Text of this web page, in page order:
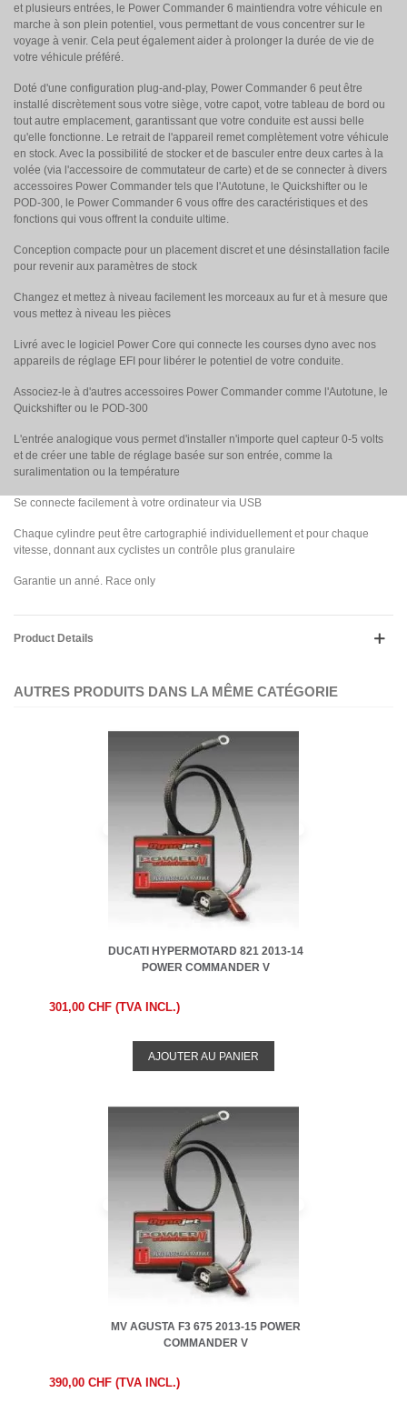
et plusieurs entrées, le Power Commander 6 maintiendra votre véhicule en
marche à son plein potentiel, vous permettant de vous concentrer sur le
voyage à venir. Cela peut également aider à prolonger la durée de vie de
votre véhicule préféré.
Doté d'une configuration plug-and-play, Power Commander 6 peut être
installé discrètement sous votre siège, votre capot, votre tableau de bord ou
tout autre emplacement, garantissant que votre conduite est aussi belle
qu'elle fonctionne. Le retrait de l'appareil remet complètement votre véhicule
en stock. Avec la possibilité de stocker et de basculer entre deux cartes à la
volée (via l'accessoire de commutateur de carte) et de se connecter à divers
accessoires Power Commander tels que l'Autotune, le Quickshifter ou le
POD-300, le Power Commander 6 vous offre des caractéristiques et des
fonctions qui vous offrent la conduite ultime.
Conception compacte pour un placement discret et une désinstallation facile
pour revenir aux paramètres de stock
Changez et mettez à niveau facilement les morceaux au fur et à mesure que
vous mettez à niveau les pièces
Livré avec le logiciel Power Core qui connecte les courses dyno avec nos
appareils de réglage EFI pour libérer le potentiel de votre conduite.
Associez-le à d'autres accessoires Power Commander comme l'Autotune, le
Quickshifter ou le POD-300
L'entrée analogique vous permet d'installer n'importe quel capteur 0-5 volts
et de créer une table de réglage basée sur son entrée, comme la
suralimentation ou la température
Se connecte facilement à votre ordinateur via USB
Chaque cylindre peut être cartographié individuellement et pour chaque
vitesse, donnant aux cyclistes un contrôle plus granulaire
Garantie un anné. Race only
Product Details
AUTRES PRODUITS DANS LA MÊME CATÉGORIE
DUCATI HYPERMOTARD 821 2013-14
POWER COMMANDER V
301,00 CHF (TVA INCL.)
AJOUTER AU PANIER
MV AGUSTA F3 675 2013-15 POWER
COMMANDER V
390,00 CHF (TVA INCL.)